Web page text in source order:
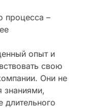
процесса –
опыт и
свою
Они не
знаниями,
длительного